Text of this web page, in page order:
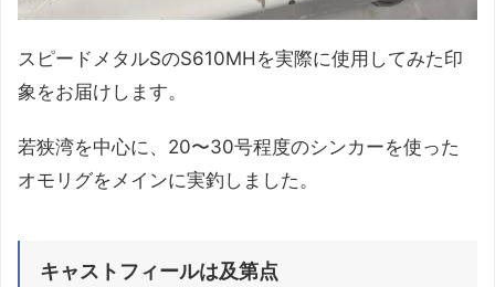
スピードメタルSのS610MHを実際に使用してみた印
象をお届けします。
若狭湾を中心に、20〜30号程度のシンカーを使った
オモリグをメインに実釣しました。
キャストフィールは及第点